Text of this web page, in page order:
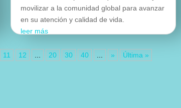
movilizar a la comunidad global para avanzar
en su atención y calidad de vida.
leer más
11 12 ... 20 30 40 ... » Última »